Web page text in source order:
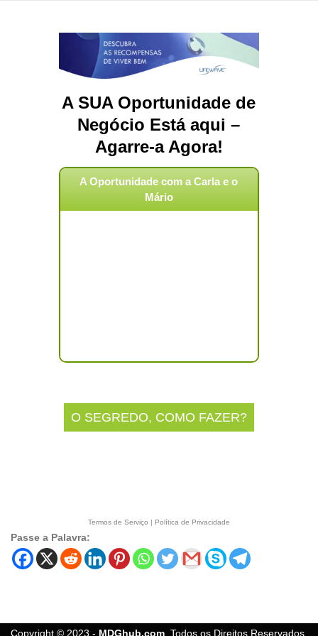
A SUA Oportunidade de
Negócio Está aqui –
Agarre-a Agora!
A Oportunidade com a Carla e o
Mário
O SEGREDO, COMO FAZER?
Termos de Serviço | Política de Privacidade
Passe a Palavra:
Copyright © 2023 - MDGhub.com . Todos os Direitos Reservados.